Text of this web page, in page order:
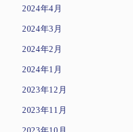
2024年4月
2024年3月
2024年2月
2024年1月
2023年12月
2023年11月